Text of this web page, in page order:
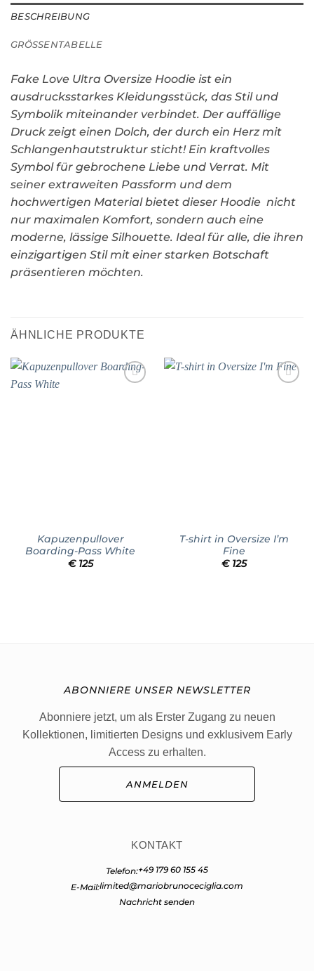
BESCHREIBUNG
GRÖSSENTABELLE
Fake Love Ultra Oversize Hoodie ist ein
ausdrucksstarkes Kleidungsstück, das Stil und
Symbolik miteinander verbindet. Der auffällige
Druck zeigt einen Dolch, der durch ein Herz mit
Schlangenhautstruktur sticht! Ein kraftvolles
Symbol für gebrochene Liebe und Verrat. Mit
seiner extraweiten Passform und dem
hochwertigen Material bietet dieser Hoodie nicht
nur maximalen Komfort, sondern auch eine
moderne, lässige Silhouette. Ideal für alle, die ihren
einzigartigen Stil mit einer starken Botschaft
präsentieren möchten.
ÄHNLICHE PRODUKTE
Kapuzenpullover
Boarding-Pass White
€125
T-shirt in Oversize I’m
Fine
€125
ABONNIERE UNSER NEWSLETTER
Abonniere jetzt, um als Erster Zugang zu neuen
Kollektionen, limitierten Designs und exklusivem Early
Access zu erhalten.
ANMELDEN
KONTAKT
Telefon:+49 179 60 155 45
E-Mail:limited@mariobrunoceciglia.com
Nachricht senden